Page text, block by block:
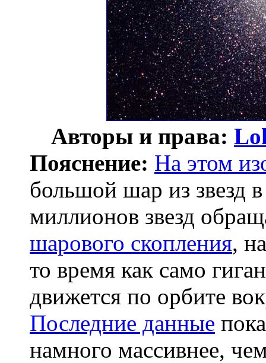
Авторы и права:
Пояснение: На этом
большой шар из звезд
миллионов звезд
шарового скопления,
то время как само
движется по орбите
Последние данные
намного массивнее,